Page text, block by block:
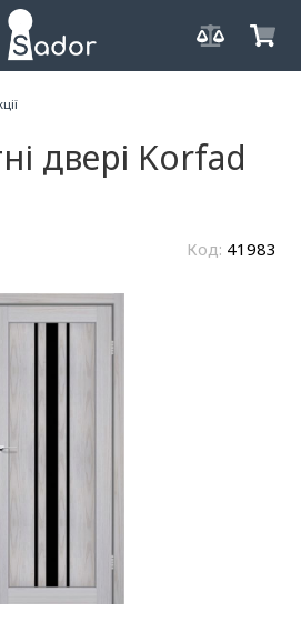
двері Korfad
Код: 41983